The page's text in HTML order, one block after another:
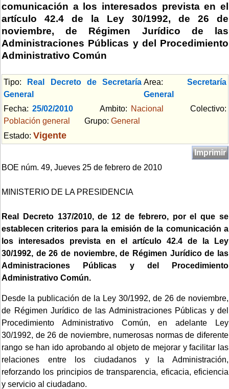
comunicación a los interesados prevista en el
artículo 42.4 de la Ley 30/1992, de 26 de
noviembre, de Régimen Jurídico de las
Administraciones Públicas y del Procedimiento
Administrativo Común
Tipo:
Real Decreto de Secretaría
General
Area: Secretaría
General
Fecha:25/02/2010 Ambito: Nacional
Colectivo:
Población general
Grupo: General
Estado: Vigente
Imprimir
BOE núm. 49, Jueves 25 de febrero de 2010
MINISTERIO DE LA PRESIDENCIA
Real Decreto 137/2010, de 12 de febrero, por el que se
establecen criterios para la emisión de la comunicación a
los interesados prevista en el artículo 42.4 de la Ley
30/1992, de 26 de noviembre, de Régimen Jurídico de las
Administraciones Públicas y del Procedimiento
Administrativo Común.
Desde la publicación de la Ley 30/1992, de 26 de noviembre,
de Régimen Jurídico de las Administraciones Públicas y del
Procedimiento Administrativo Común, en adelante Ley
30/1992, de 26 de noviembre, numerosas normas de diferente
rango se han ido aprobando al objeto de mejorar y facilitar las
relaciones entre los ciudadanos y la Administración,
reforzando los principios de transparencia, eficacia, eficiencia
y servicio al ciudadano.